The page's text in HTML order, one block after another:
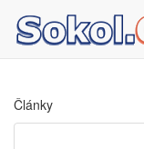
Články